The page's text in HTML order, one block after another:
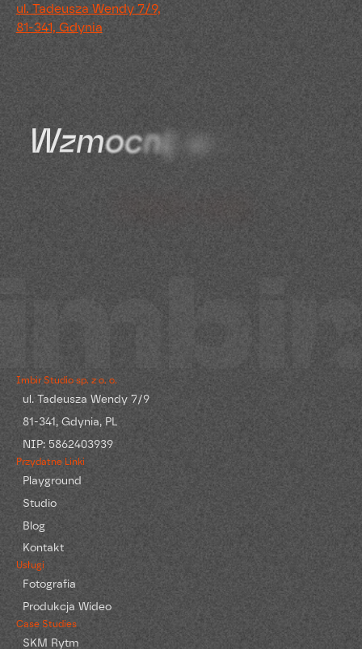
ul. Tadeusza Wendy 7/9,
81-341, Gdynia
Wzmocnij wiz e r un ek
sw oje j ma rki z
Imbirem
Imbir Studio sp. z o. o.
ul. Tadeusza Wendy 7/9
81-341, Gdynia, PL
NIP: 5862403939
Przydatne Linki
Playground
Studio
Blog
Kontakt
Usługi
Fotografia
Produkcja Wideo
Case Studies
SKM Rytm